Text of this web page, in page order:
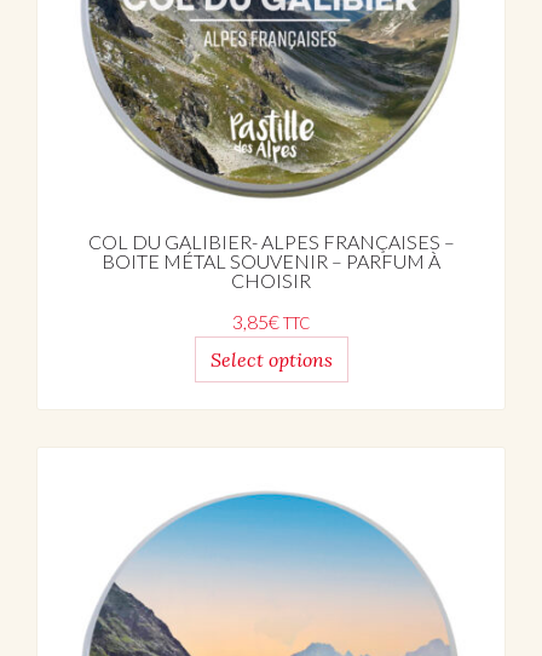
COL DU GALIBIER- ALPES FRANÇAISES –
BOITE MÉTAL SOUVENIR – PARFUM À
CHOISIR
3,85€TTC
Select options